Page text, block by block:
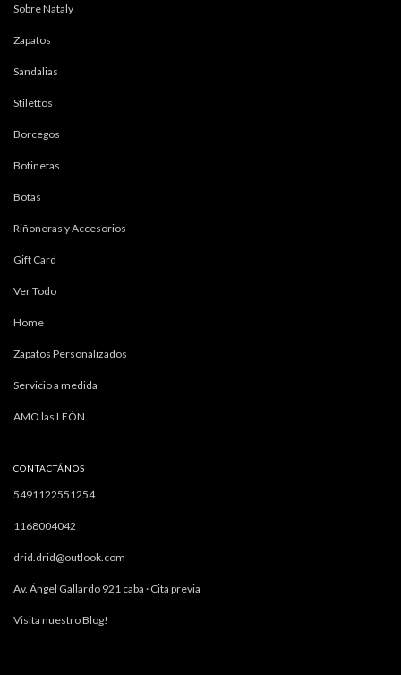
Sobre Nataly
Zapatos
Sandalias
Stilettos
Borcegos
Botinetas
Botas
Riñoneras y Accesorios
Gift Card
Ver Todo
Home
Zapatos Personalizados
Servicio a medida
AMO las LEÓN
CONTACTÁNOS
5491122551254
1168004042
drid.drid@outlook.com
Av. Ángel Gallardo 921 caba · Cita previa
Visita nuestro Blog!